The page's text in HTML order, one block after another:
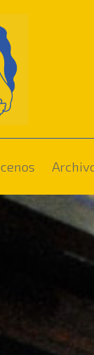
(current)